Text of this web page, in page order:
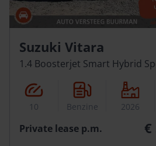
Suzuki Vitara
1.4 Boosterjet Smart Hybrid
10 Benzine 2026
Private lease p.m. €